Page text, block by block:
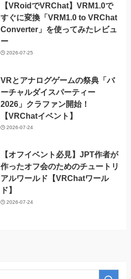
【VRoidでVRChat】VRM1.0で
すぐに変換「VRM1.0 to VRChat
Converter」を使ってみたレビュ
ー
2026-07-25
VRとアナログゲームの祭典「バ
ーチャルダイスパーティー
2026」クラファン開始！
【VRChatイベント】
2026-07-24
【オフイベント必見】JPT作者が
作ったオフ会のためのチュートリ
アルワールド【VRChatワール
ド】
2026-07-24